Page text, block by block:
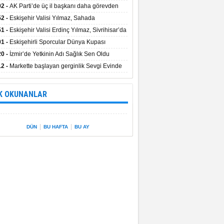
- AK Parti’de üç il başkanı daha görevden
- Eskişehir Valisi Yılmaz, Sahada
Bulundu
- Eskişehir Valisi Erdinç Yılmaz, Sivrihisar’da
- Eskişehirli Sporcular Dünya Kupası
Vali Yılmaz’la Paylaştı
- İzmir’de Yetkinin Adı Sağlık Sen Oldu
- Markette başlayan gerginlik Sevgi Evinde
OKUNANLAR
DÜN BU HAFTA BU AY